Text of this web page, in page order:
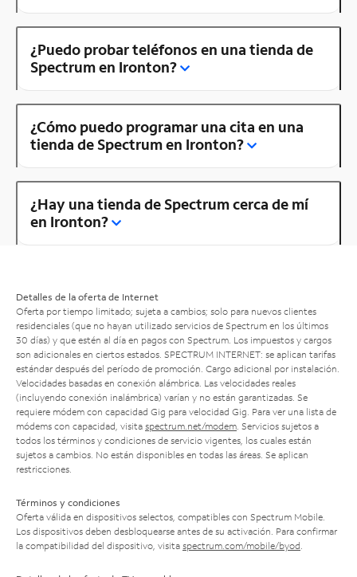
¿Puedo probar teléfonos en una tienda de
Spectrum en Ironton?
¿Cómo puedo programar una cita en una
tienda de Spectrum en Ironton?
¿Hay una tienda de Spectrum cerca de mí
en Ironton?
Detalles de la oferta de Internet
Oferta por tiempo limitado; sujeta a cambios; solo para nuevos clientes
residenciales (que no hayan utilizado servicios de Spectrum en los últimos
30 días) y que estén al día en pagos con Spectrum. Los impuestos y cargos
son adicionales en ciertos estados. SPECTRUM INTERNET: se aplican tarifas
estándar después del período de promoción. Cargo adicional por instalación.
Velocidades basadas en conexión alámbrica. Las velocidades reales
(incluyendo conexión inalámbrica) varían y no están garantizadas. Se
requiere módem con capacidad Gig para velocidad Gig. Para ver una lista de
módems con capacidad, visita spectrum.net/modem . Servicios sujetos a
todos los términos y condiciones de servicio vigentes, los cuales están
sujetos a cambios. No están disponibles en todas las áreas. Se aplican
restricciones.
Términos y condiciones
Oferta válida en dispositivos selectos, compatibles con Spectrum Mobile.
Los dispositivos deben desbloquearse antes de su activación. Para confirmar
la compatibilidad del dispositivo, visita spectrum.com/mobile/byod